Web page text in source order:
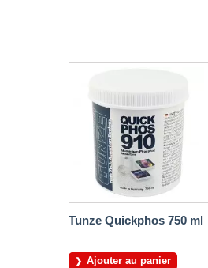
Tunze Quickphos 750 ml
Ajouter au panier